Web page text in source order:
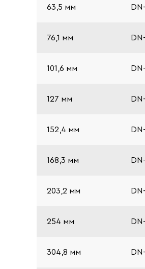
63,5 мм
76,1 мм
101,6 мм
127 мм
152,4 мм
168,3 мм
203,2 мм
254 мм
304,8 мм